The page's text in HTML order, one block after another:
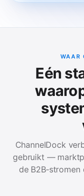
WAAR
Eén
ChannelDock
gebruikt —
de